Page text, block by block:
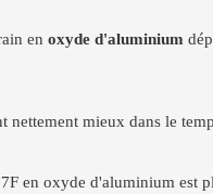
en oxyde d'aluminium
nettement mieux dans le
en oxyde d'aluminium est